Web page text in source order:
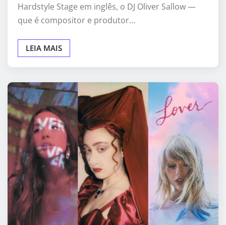
Hardstyle Stage em inglês, o DJ Oliver Sallow —
que é compositor e produtor…
LEIA MAIS